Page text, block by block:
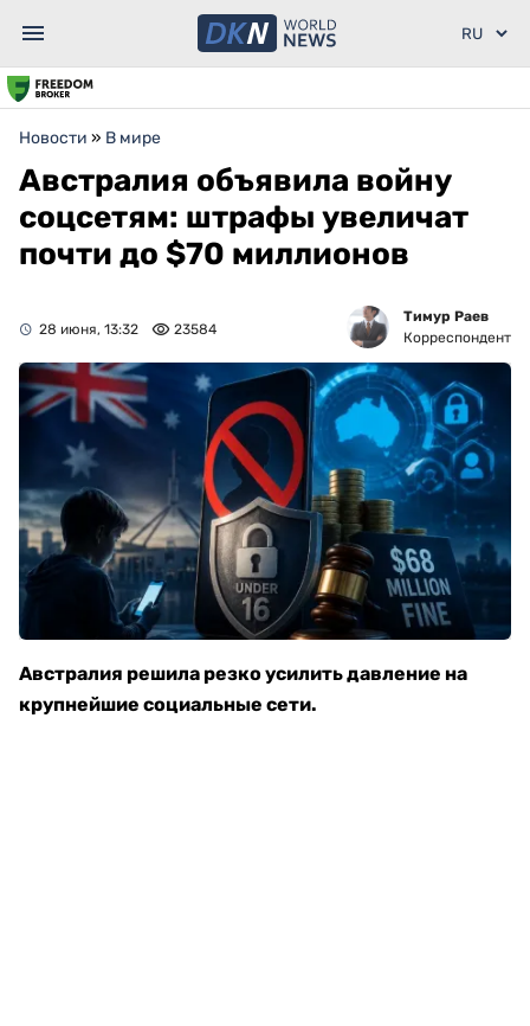
Новости » В мире
Австралия объявила войну
соцсетям: штрафы увеличат
почти до $70 миллионов
28 июня, 13:32 23584
Тимур Раев
Корреспондент
Австралия решила резко усилить давление на
крупнейшие социальные сети.